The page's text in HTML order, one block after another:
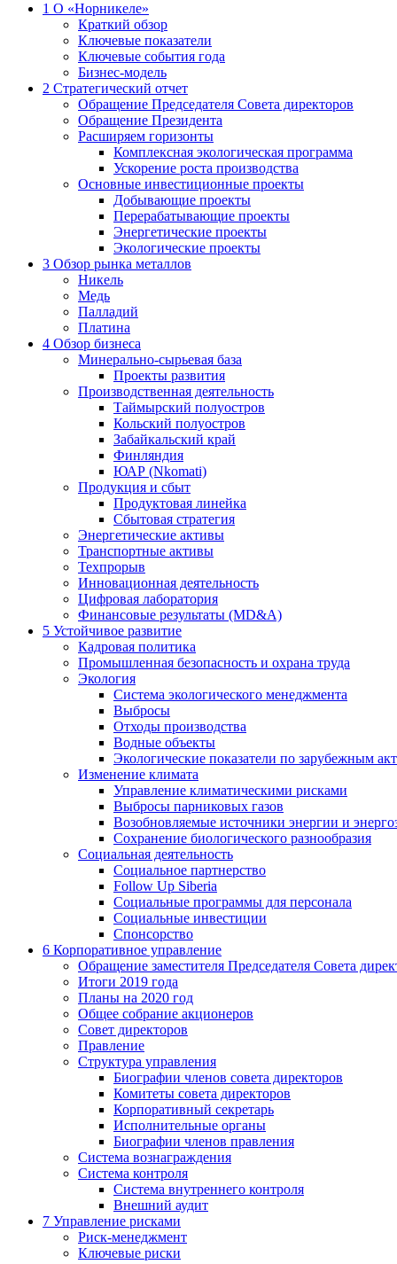
1 О «Норникеле»
Краткий обзор
Ключевые показатели
Ключевые события года
Бизнес-модель
2 Стратегический отчет
Обращение Председателя Совета директоров
Обращение Президента
Расширяем горизонты
Комплексная экологическая программа
Ускорение роста производства
Основные инвестиционные проекты
Добывающие проекты
Перерабатывающие проекты
Энергетические проекты
Экологические проекты
3 Обзор рынка металлов
Никель
Медь
Палладий
Платина
4 Обзор бизнеса
Минерально-сырьевая база
Проекты развития
Производственная деятельность
Таймырский полуостров
Кольский полуостров
Забайкальский край
Финляндия
ЮАР (Nkomati)
Продукция и сбыт
Продуктовая линейка
Сбытовая стратегия
Энергетические активы
Транспортные активы
Техпрорыв
Инновационная деятельность
Цифровая лаборатория
Финансовые результаты (MD&A)
5 Устойчивое развитие
Кадровая политика
Промышленная безопасность и охрана труда
Экология
Система экологического менеджмента
Выбросы
Отходы производства
Водные объекты
Экологические показатели по зарубежным
Изменение климата
Управление климатическими рисками
Выбросы парниковых газов
Возобновляемые источники энергии и
Сохранение биологического разнообразия
Социальная деятельность
Социальное партнерство
Follow Up Siberia
Социальные программы для персонала
Социальные инвестиции
Спонсорство
6 Корпоративное управление
Обращение заместителя Председателя Совета
Итоги 2019 года
Планы на 2020 год
Общее собрание акционеров
Совет директоров
Правление
Структура управления
Биографии членов совета директоров
Комитеты совета директоров
Корпоративный секретарь
Исполнительные органы
Биографии членов правления
Система вознаграждения
Система контроля
Система внутреннего контроля
Внешний аудит
7 Управление рисками
Риск-менеджмент
Ключевые риски